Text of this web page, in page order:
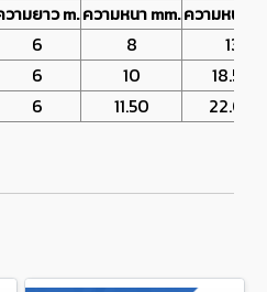
วามยาว m.ความหนา mm.ความหนา
6 8
13
6 10
18.50
6 11.50 22.00